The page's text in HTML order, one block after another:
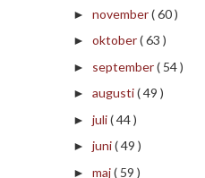
► november( 60 )
► oktober( 63 )
► september( 54 )
► augusti( 49 )
► juli( 44 )
► juni( 49 )
► maj( 59 )